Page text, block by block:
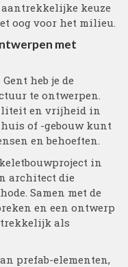
keuze
oog voor het milieu.
met
heb je de
te ontwerpen.
en vrijheid in
of -gebouw kunt
en behoeften.
in
architect die
Samen met de
en een ontwerp
als
prefab-elementen,